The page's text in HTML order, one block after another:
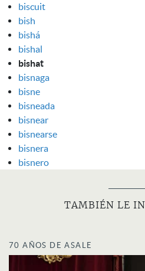
biscuit
bish
bishá
bishal
bishat
bisnaga
bisne
bisneada
bisnear
bisnearse
bisnera
bisnero
TAMBIÉN LE
70 AÑOS DE ASALE